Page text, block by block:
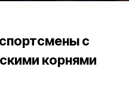
с
корнями